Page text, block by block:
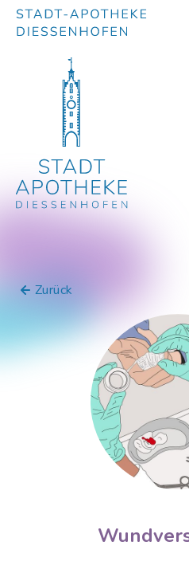
Zurück